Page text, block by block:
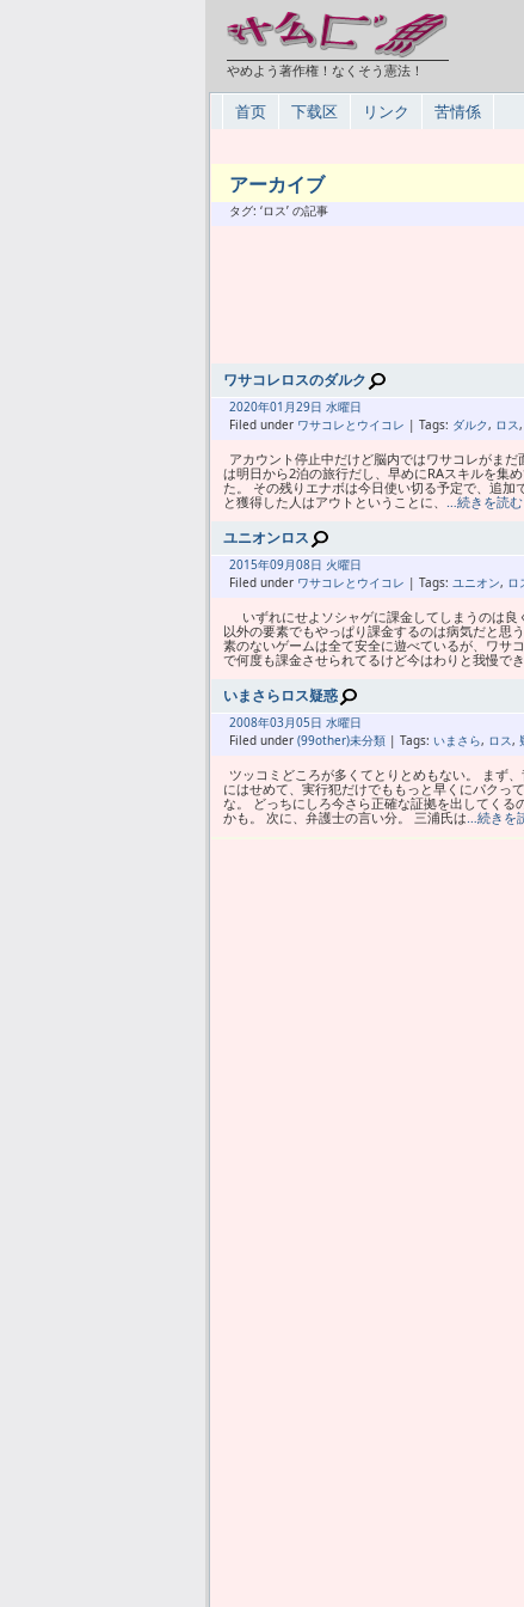
やめよう著作権！なくそう憲法！
首页 下载区 リンク 苦情係
アーカイブ
タグ: ‘ロス’ の記事
ワサコレロスのダルク
2020年01月29日 水曜日
Filed under ワサコレとウイコレ | Tags: ダルク, ロス,
アカウント停止中だけど脳内ではワサコレがま
は明日から2泊の旅行だし、早めにRAスキルを集
た。 その残りエナボは今日使い切る予定で、追
と獲得した人はアウトということに、 …続きを読む
ユニオンロス
2015年09月08日 火曜日
Filed under ワサコレとウイコレ | Tags: ユニオン, ロ
いずれにせよソシャゲに課金してしまうのは
以外の要素でもやっぱり課金するのは病気だと思
素のないゲームは全て安全に遊べているが、ワサ
で何度も課金させられてるけど今はわりと我慢でき
いまさらロス疑惑
2008年03月05日 水曜日
Filed under (99other)未分類 | Tags: いまさら, ロス,
ツッコミどころが多くてとりとめもない。 まず
にはせめて、実行犯だけでももっと早くにパクっ
な。 どっちにしろ今さら正確な証拠を出してく
かも。 次に、弁護士の言い分。 三浦氏は…続きを